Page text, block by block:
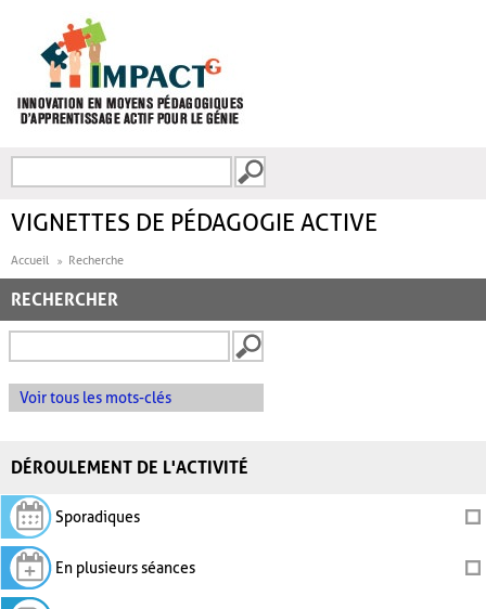
FORMULAIRE DE
VIGNETTES DE PÉDAGOGIE ACTIVE
Accueil Recherche
RECHERCHER
Voir tous les mots-clés
DÉROULEMENT DE L'ACTIVITÉ
Sporadiques
En plusieurs séances